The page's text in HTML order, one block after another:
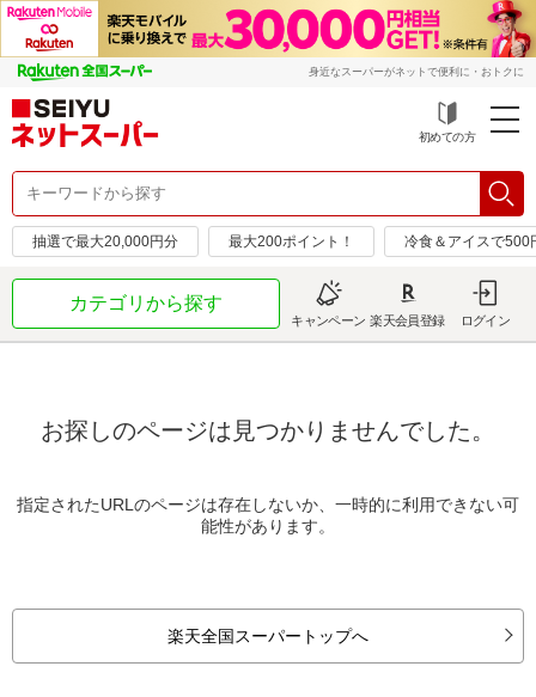
身近なスーパーがネットで便利に・おトクに
初めての方
抽選で最大20,000円分 最大200ポイント！ 冷食＆アイスで500
カテゴリから探す
キャンペーン 楽天会員登録 ログイン
お探しのページは見つかりませんでした。
指定されたURLのページは存在しないか、一時的に利用できない可
能性があります。
楽天全国スーパートップへ